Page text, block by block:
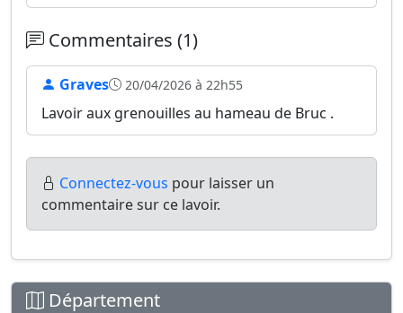
Commentaires (1)
Graves 20/04/2026 à 22h55
Lavoir aux grenouilles au hameau de Bruc .
Connectez-vous pour laisser un
commentaire sur ce lavoir.
Département